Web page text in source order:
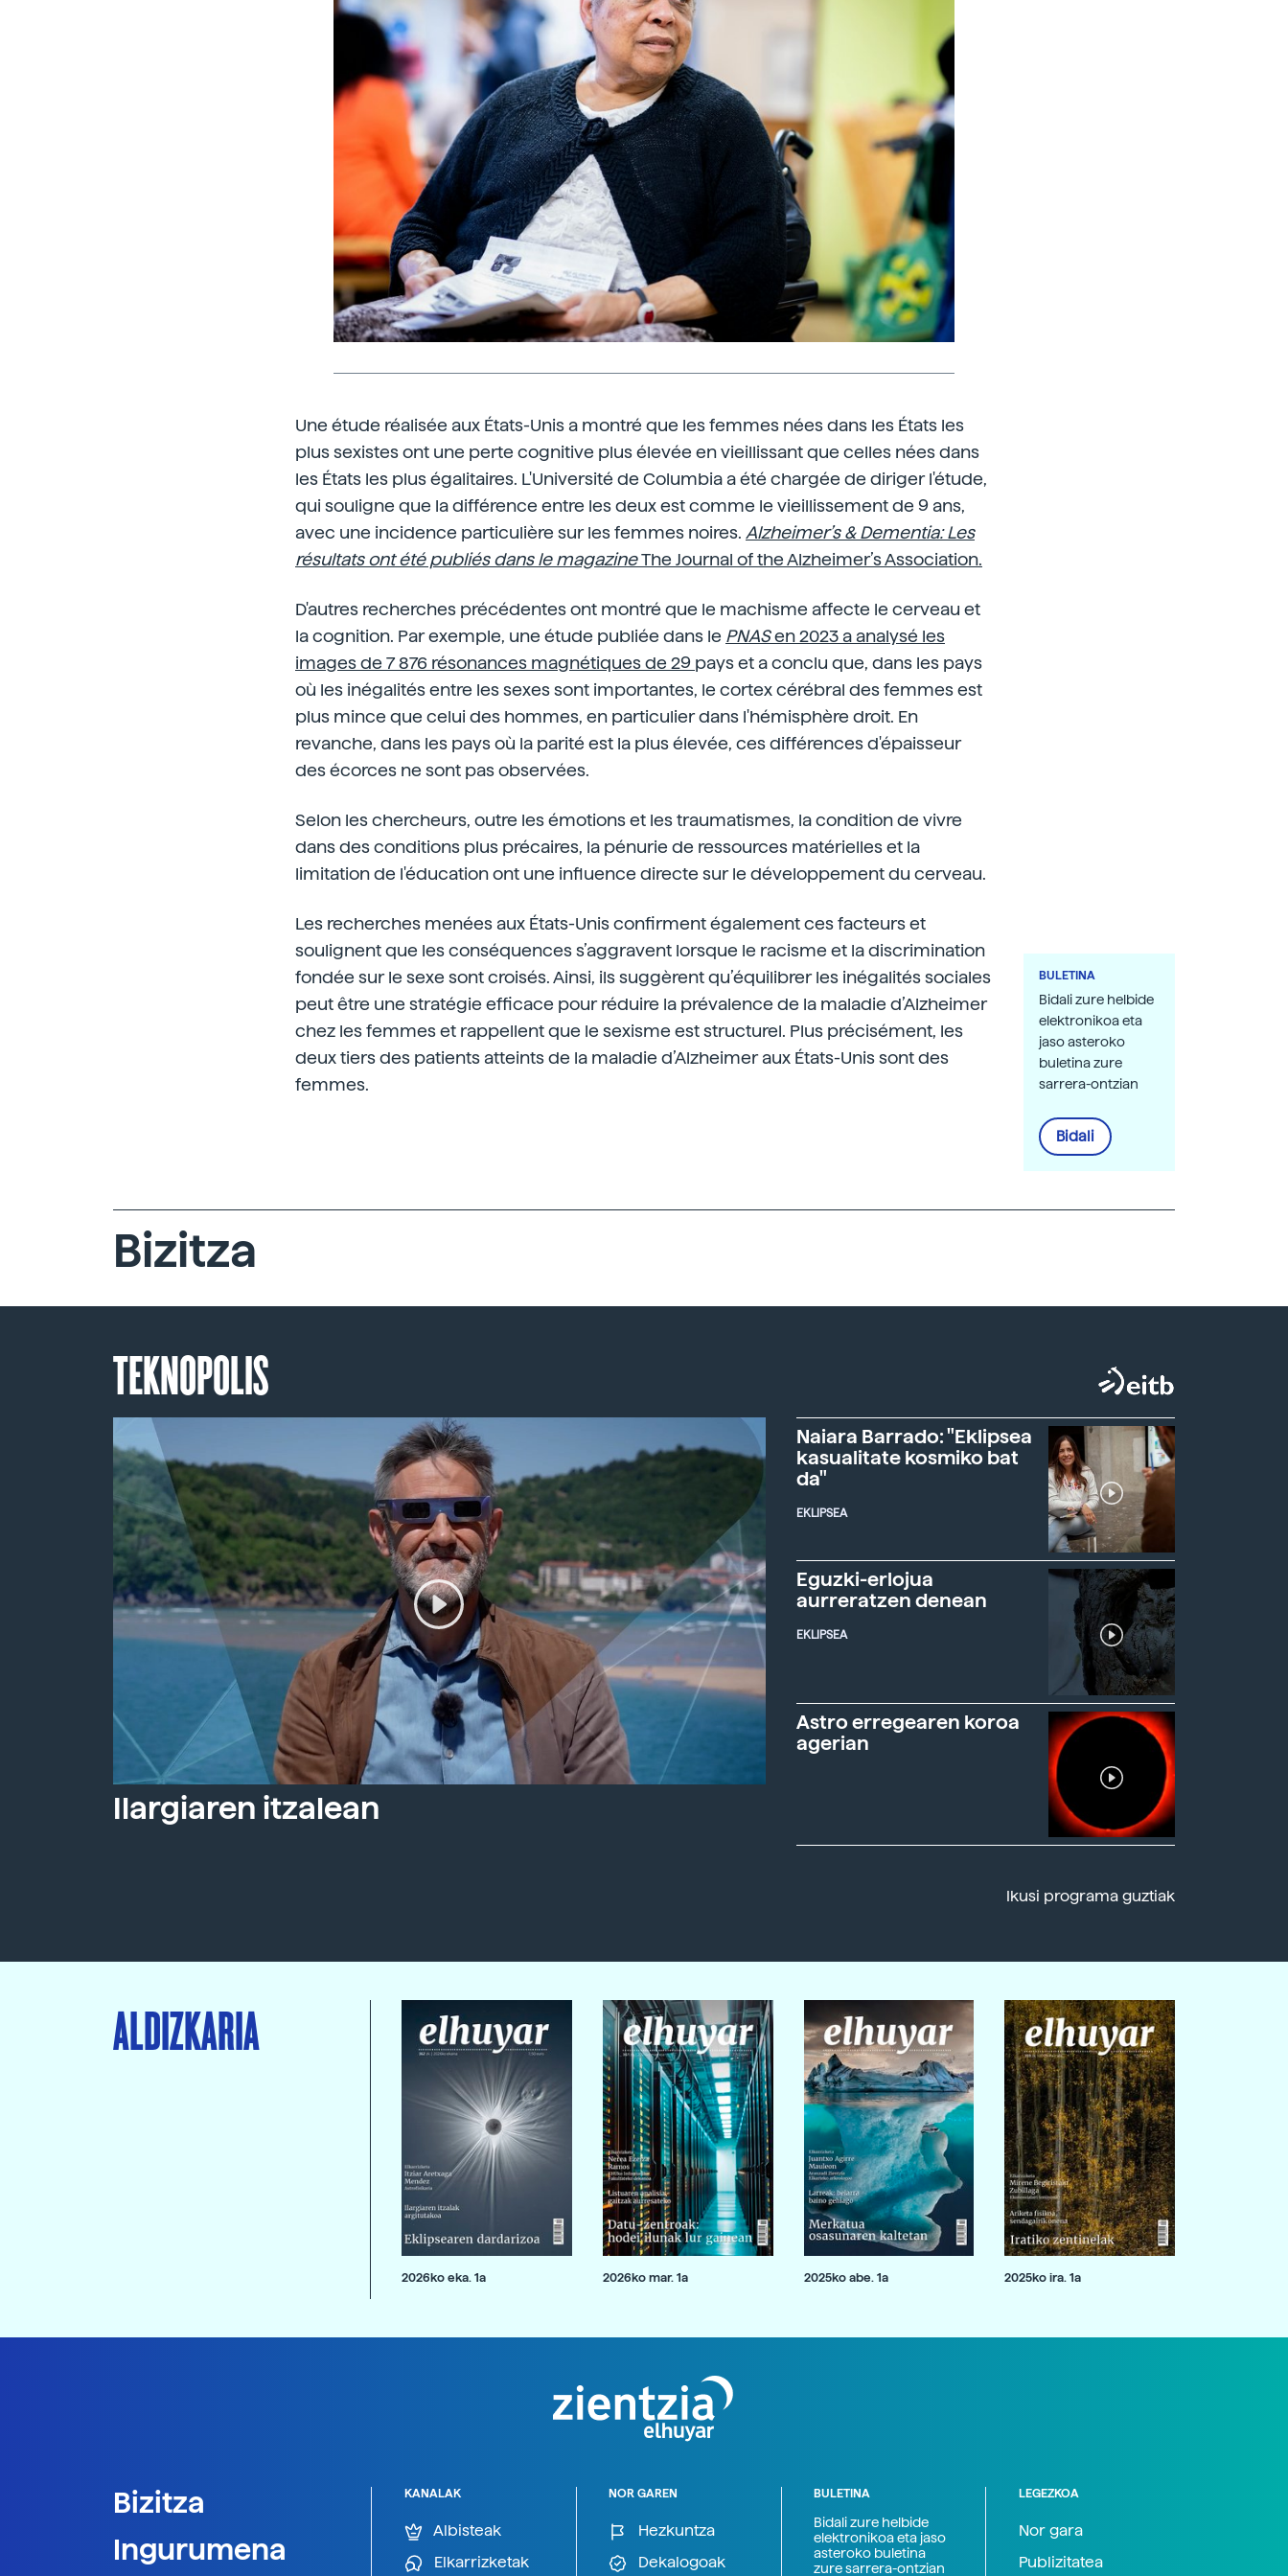
Une étude réalisée aux États-Unis a montré que les femmes nées dans les États les
plus sexistes ont une perte cognitive plus élevée en vieillissant que celles nées dans
les États les plus égalitaires. L'Université de Columbia a été chargée de diriger l'étude,
qui souligne que la différence entre les deux est comme le vieillissement de 9 ans,
avec une incidence particulière sur les femmes noires. Alzheimer’s & Dementia: Les
résultats ont été publiés dans le magazineThe Journal of the Alzheimer’s Association.
D'autres recherches précédentes ont montré que le machisme affecte le cerveau et
la cognition. Par exemple, une étude publiée dans le PNASen 2023 a analysé les
images de 7 876 résonances magnétiques de 29 pays et a conclu que, dans les pays
où les inégalités entre les sexes sont importantes, le cortex cérébral des femmes est
plus mince que celui des hommes, en particulier dans l'hémisphère droit. En
revanche, dans les pays où la parité est la plus élevée, ces différences d'épaisseur
des écorces ne sont pas observées.
Selon les chercheurs, outre les émotions et les traumatismes, la condition de vivre
dans des conditions plus précaires, la pénurie de ressources matérielles et la
limitation de l'éducation ont une influence directe sur le développement du cerveau.
Les recherches menées aux États-Unis confirment également ces facteurs et
soulignent que les conséquences s’aggravent lorsque le racisme et la discrimination
fondée sur le sexe sont croisés. Ainsi, ils suggèrent qu’équilibrer les inégalités sociales
peut être une stratégie efficace pour réduire la prévalence de la maladie d’Alzheimer
chez les femmes et rappellent que le sexisme est structurel. Plus précisément, les
deux tiers des patients atteints de la maladie d’Alzheimer aux États-Unis sont des
femmes.
BULETINA
Bidali zure helbide
elektronikoa eta
jaso asteroko
buletina zure
sarrera-ontzian
Bidali
Bizitza
TEKNOPOLIS
Ilargiaren itzalean
Naiara Barrado: "Eklipsea
kasualitate kosmiko bat
da"
EKLIPSEA
Eguzki-erlojua
aurreratzen denean
EKLIPSEA
Astro erregearen koroa
agerian
Ikusi programa guztiak
ALDIZKARIA
2026ko eka. 1a 2026ko mar. 1a 2025ko abe. 1a 2025ko ira. 1a
Bizitza
Ingurumena
KANALAK
Albisteak
Elkarrizketak
NOR GAREN
Hezkuntza
Dekalogoak
BULETINA
Bidali zure helbide
elektronikoa eta jaso
asteroko buletina
zure sarrera-ontzian
LEGEZKOA
Nor gara
Publizitatea